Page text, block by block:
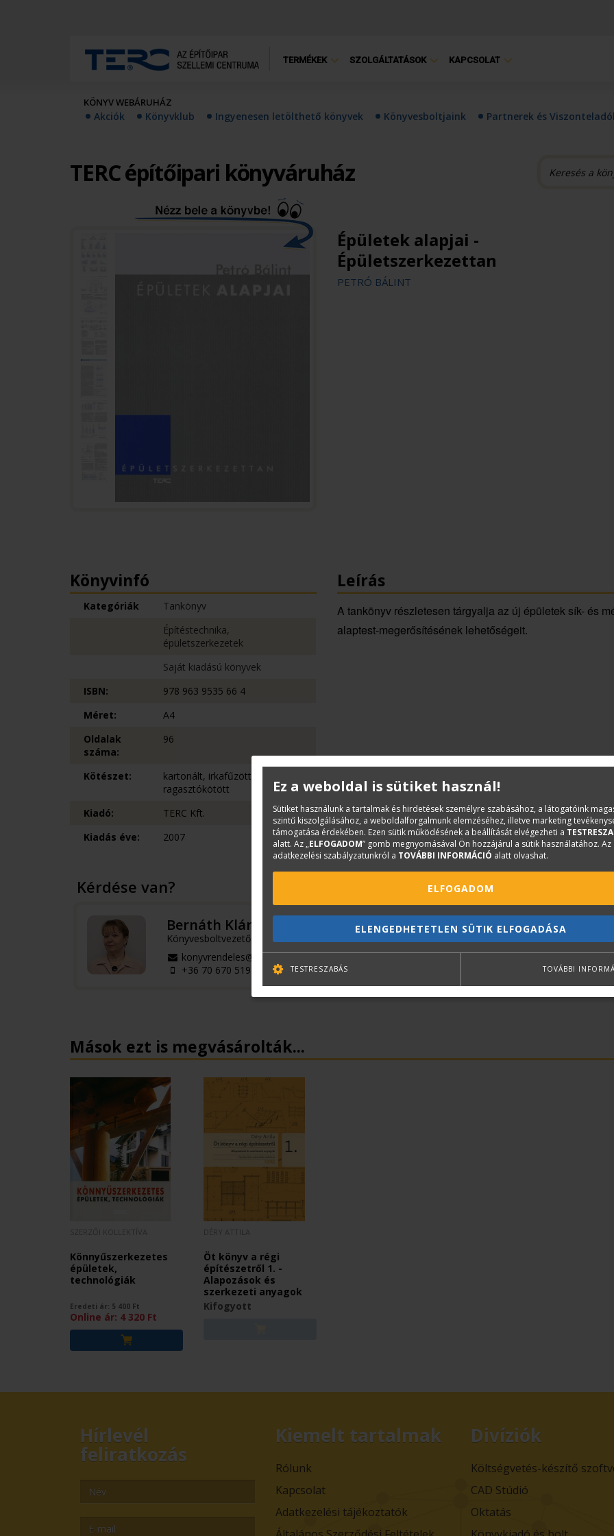
TERMÉKEK SZOLGÁLTATÁSOK KAPCSOLAT
KÖNYV WEBÁRUHÁZ
Akciók Könyvklub Ingyenesen letölthető könyvek Könyvesboltjaink Partnerek és
TERC építőipari könyváruház
Épületek alapjai -
Épületszerkezettan
PETRÓ BÁLINT
Leírás
A tankönyv részletesen tárgyalja az új épületek sík- és
alaptest-megerősítésének lehetőségeit.
Könyvinfó
Kategóriák
Tankönyv
Építéstechnika,
épületszerkezetek
Saját kiadású könyvek
ISBN:
978 963 9535 66 4
Méret:
A4
Oldalak
száma:
96
Kötészet:
kartonált, irkafűzött,
ragasztókötött
Kiadó:
TERC Kft.
Kiadás éve:
2007
Kérdése van?
Bernáth Klára
Könyvesboltvezető
konyvrendeles@terc.hu
+36 70 670 5194
Mások ezt is megvásárolták...
Könnyűszerkezetes
épületek,
technológiák
Eredeti ár: 5 400 Ft
Online ár: 4 320 Ft
Öt könyv a régi
építészetről 1. -
Alapozások és
szerkezeti anyagok
Kifogyott
Hírlevél
feliratkozás
Kiemelt tartalmak
Rólunk
Kapcsolat
Adatkezelési tájékoztatók
Divíziók
Költségvetés-készítő
CAD Stúdió
Oktatás
Ez a weboldal is sütiket használ!
Sütiket használunk a tartalmak és hirdetések személyre szabásához, a látogatóink
szintű kiszolgálásához, a weboldalforgalmunk elemzéséhez, illetve marketing
támogatása érdekében. Ezen sütik működésének a beállítását elvégezheti a
alatt. Az „ELFOGADOM” gomb megnyomásával Ön hozzájárul a sütik használatához. Az
adatkezelési szabályzatunkról a TOVÁBBI INFORMÁCIÓ alatt olvashat.
ELFOGADOM
ELENGEDHETETLEN SÜTIK ELFOGADÁSA
TESTRESZABÁS TOVÁBBI